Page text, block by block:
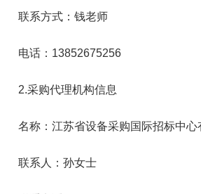
联系方式：钱老师
电话：13852675256
2.采购代理机构信息
名称：江苏省设备采购国际招标中心
联系人：孙女士